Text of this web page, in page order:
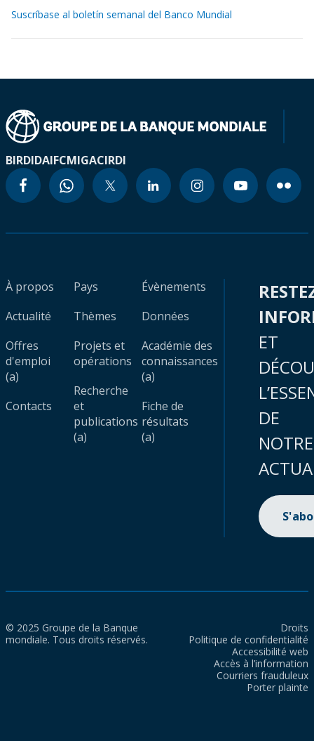
Suscríbase al boletín semanal del Banco Mundial
BIRDIDAIFCMIGACIRDI
À propos
Actualité
Offres
d'emploi
(a)
Contacts
Pays
Thèmes
Projets et
opérations
Recherche
et
publications
(a)
Évènements
Données
Académie des
connaissances
(a)
Fiche de
résultats
(a)
ET
DE
NOTRE
© 2025 Groupe de la Banque
mondiale. Tous droits réservés.
Droits
Politique de confidentialité
Accessibilité web
Accès à l’information
Courriers frauduleux
Porter plainte